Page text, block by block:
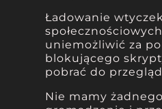
Ładowanie wtyczek
uniemożliwić za
blokującego
pobrać do
Nie mamy